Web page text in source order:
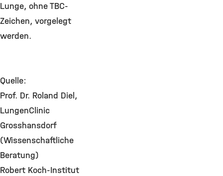
Lunge, ohne TBC-
Zeichen, vorgelegt
werden.
Quelle:
Prof. Dr. Roland Diel,
LungenClinic
Grosshansdorf
(Wissenschaftliche
Beratung)
Robert Koch-Institut